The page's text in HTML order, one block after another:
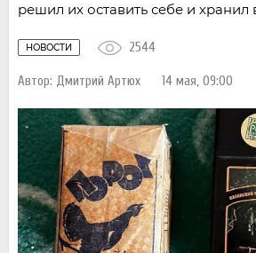
решил их оставить себе и
НОВОСТИ
Автор: Дмитрий Артюх 14 мая, 09:00
2544